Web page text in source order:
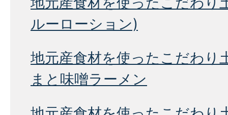
ルーローション)
地元産食材を使ったこだわり
まと味噌ラーメン